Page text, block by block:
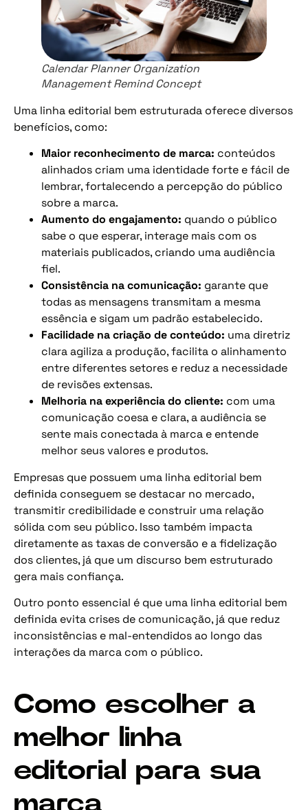
Calendar Planner Organization
Management Remind Concept
Uma linha editorial bem estruturada oferece diversos
benefícios, como:
Maior reconhecimento de marca: conteúdos
alinhados criam uma identidade forte e fácil de
lembrar, fortalecendo a percepção do público
sobre a marca.
Aumento do engajamento: quando o público
sabe o que esperar, interage mais com os
materiais publicados, criando uma audiência
fiel.
Consistência na comunicação: garante que
todas as mensagens transmitam a mesma
essência e sigam um padrão estabelecido.
Facilidade na criação de conteúdo: uma diretriz
clara agiliza a produção, facilita o alinhamento
entre diferentes setores e reduz a necessidade
de revisões extensas.
Melhoria na experiência do cliente: com uma
comunicação coesa e clara, a audiência se
sente mais conectada à marca e entende
melhor seus valores e produtos.
Empresas que possuem uma linha editorial bem
definida conseguem se destacar no mercado,
transmitir credibilidade e construir uma relação
sólida com seu público. Isso também impacta
diretamente as taxas de conversão e a fidelização
dos clientes, já que um discurso bem estruturado
gera mais confiança.
Outro ponto essencial é que uma linha editorial bem
definida evita crises de comunicação, já que reduz
inconsistências e mal-entendidos ao longo das
interações da marca com o público.
Como escolher a
melhor linha
editorial para sua
marca